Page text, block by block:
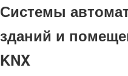
Системы
зданий и
KNX